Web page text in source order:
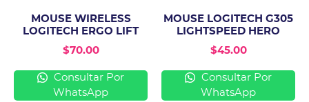
MOUSE WIRELESS
LOGITECH ERGO LIFT
$70.00
Consultar Por
WhatsApp
MOUSE LOGITECH G305
LIGHTSPEED HERO
$45.00
Consultar Por
WhatsApp